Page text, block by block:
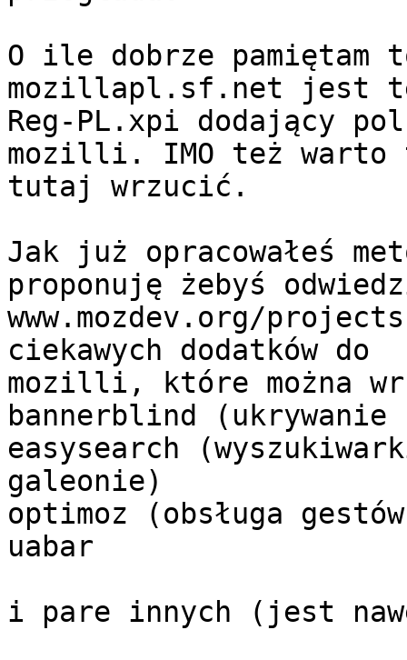
O ile dobrze pamiętam
mozillapl.sf.net jest
Reg-PL.xpi dodający
mozilli. IMO też warto
tutaj wrzucić.
Jak już opracowałeś
proponuję żebyś
www.mozdev.org/
ciekawych dodatków do
mozilli, które można
bannerblind (ukrywanie
easysearch
galeonie)
optimoz (obsługa
uabar
i pare innych (jest